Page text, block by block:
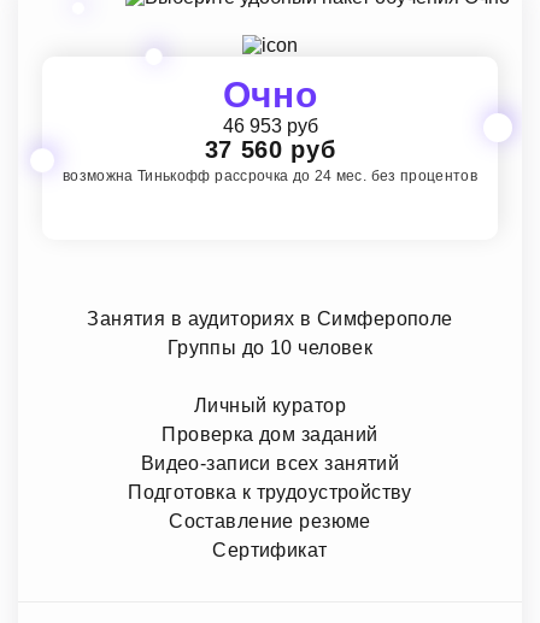
Очно
46 953 руб
37 560 руб
возможна Тинькофф рассрочка до 24 мес. без процентов
Занятия в аудиториях в Симферополе
Группы до 10 человек
Личный куратор
Проверка дом заданий
Видео-записи всех занятий
Подготовка к трудоустройству
Составление резюме
Сертификат